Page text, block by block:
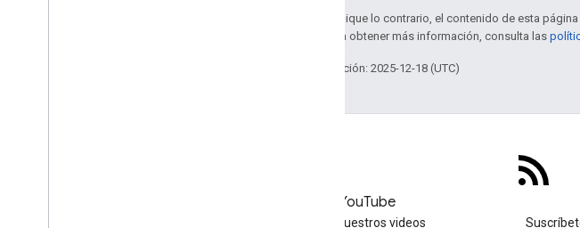
Salvo que se indique lo contrario, el contenido de esta
. Para obtener más información, consulta las
Última actualización: 2025-12-18 (UTC)
YouTube
Mire nuestros videos